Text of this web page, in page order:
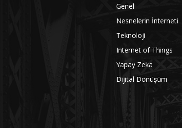
Genel
Nesnelerin İnterneti
Teknoloji
Internet of Things
Yapay Zeka
Dijital Dönüşüm